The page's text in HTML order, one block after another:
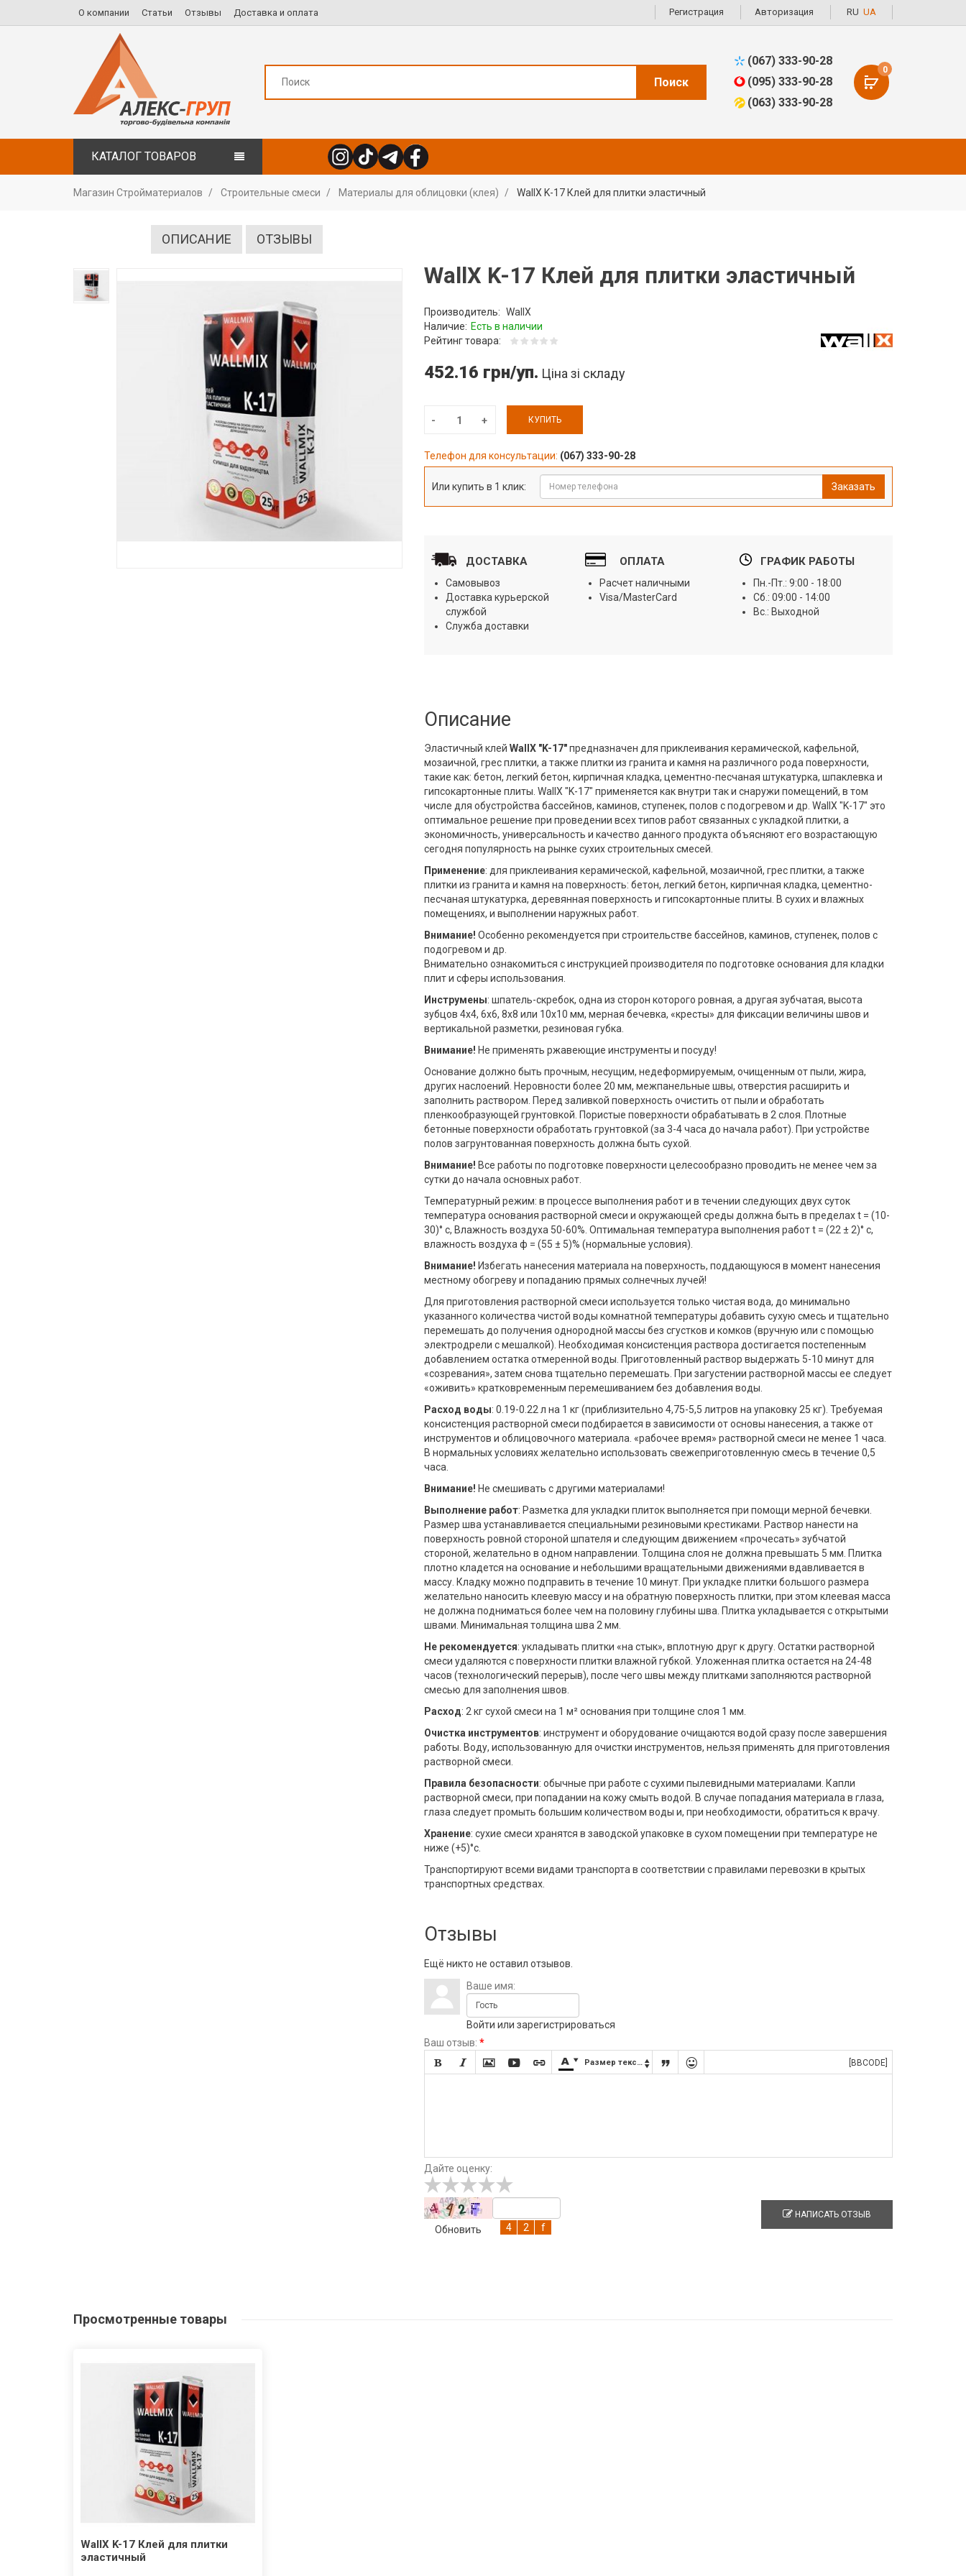
О компании Статьи Отзывы Доставка и оплата Регистрация Авторизация RU UA
Поиск
(067) 333-90-28
(095) 333-90-28
(063) 333-90-28
0
КАТАЛОГ ТОВАРОВ
Магазин Стройматериалов Строительные смеси Материалы для облицовки (клея) WallX K-17 Клей для плитки эластичный
ОПИСАНИЕ ОТЗЫВЫ
WallX K-17 Клей для плитки эластичный
Производитель: WallX
Наличие: Есть в наличии
Рейтинг товара:
452.16 грн/уп. Ціна зі складу
КУПИТЬ
Телефон для консультации: (067) 333-90-28
Или купить в 1 клик: Заказать
ДОСТАВКА
Самовывоз
Доставка курьерской
службой
Служба доставки
ОПЛАТА
Расчет наличными
Visa/MasterCard
ГРАФИК РАБОТЫ
Пн.-Пт.: 9:00 - 18:00
Сб.: 09:00 - 14:00
Вс.: Выходной
Описание
Эластичный клей WallX "K-17"предназначен для приклеивания керамической, кафельной,
мозаичной, грес плитки, а также плитки из гранита и камня на различного рода поверхности,
такие как: бетон, легкий бетон, кирпичная кладка, цементно-песчаная штукатурка, шпаклевка и
гипсокартонные плиты. WallX "K-17" применяется как внутри так и снаружи помещений, в том
числе для обустройства бассейнов, каминов, ступенек, полов с подогревом и др. WallX "K-17" это
оптимальное решение при проведении всех типов работ связанных с укладкой плитки, а
экономичность, универсальность и качество данного продукта объясняют его возрастающую
сегодня популярность на рынке сухих строительных смесей.
Применение: для приклеивания керамической, кафельной, мозаичной, грес плитки, а также
плитки из гранита и камня на поверхность: бетон, легкий бетон, кирпичная кладка, цементно-
песчаная штукатурка, деревянная поверхность и гипсокартонные плиты. В сухих и влажных
помещениях, и выполнении наружных работ.
Внимание! Особенно рекомендуется при строительстве бассейнов, каминов, ступенек, полов с
подогревом и др.
Внимательно ознакомиться с инструкцией производителя по подготовке основания для кладки
плит и сферы использования.
Инструмены: шпатель-скребок, одна из сторон которого ровная, а другая зубчатая, высота
зубцов 4x4, 6x6, 8x8 или 10x10 мм, мерная бечевка, «кресты» для фиксации величины швов и
вертикальной разметки, резиновая губка.
Внимание! Не применять ржавеющие инструменты и посуду!
Основание должно быть прочным, несущим, недеформируемым, очищенным от пыли, жира,
других наслоений. Неровности более 20 мм, межпанельные швы, отверстия расширить и
заполнить раствором. Перед заливкой поверхность очистить от пыли и обработать
пленкообразующей грунтовкой. Пористые поверхности обрабатывать в 2 слоя. Плотные
бетонные поверхности обработать грунтовкой (за 3-4 часа до начала работ). При устройстве
полов загрунтованная поверхность должна быть сухой.
Внимание! Все работы по подготовке поверхности целесообразно проводить не менее чем за
сутки до начала основных работ.
Температурный режим: в процессе выполнения работ и в течении следующих двух суток
температура основания растворной смеси и окружающей среды должна быть в пределах t = (10-
30)° с, Влажность воздуха 50-60%. Оптимальная температура выполнения работ t = (22 ± 2)° с,
влажность воздуха ф = (55 ± 5)% (нормальные условия).
Внимание! Избегать нанесения материала на поверхность, поддающуюся в момент нанесения
местному обогреву и попаданию прямых солнечных лучей!
Для приготовления растворной смеси используется только чистая вода, до минимально
указанного количества чистой воды комнатной температуры добавить сухую смесь и тщательно
перемешать до получения однородной массы без сгустков и комков (вручную или с помощью
электродрели с мешалкой). Необходимая консистенция раствора достигается постепенным
добавлением остатка отмеренной воды. Приготовленный раствор выдержать 5-10 минут для
«созревания», затем снова тщательно перемешать. При загустении растворной массы ее следует
«оживить» кратковременным перемешиванием без добавления воды.
Расход воды: 0.19-0.22 л на 1 кг (приблизительно 4,75-5,5 литров на упаковку 25 кг). Требуемая
консистенция растворной смеси подбирается в зависимости от основы нанесения, а также от
инструментов и облицовочного материала. «рабочее время» растворной смеси не менее 1 часа.
В нормальных условиях желательно использовать свежеприготовленную смесь в течение 0,5
часа.
Внимание! Не смешивать с другими материалами!
Выполнение работ: Разметка для укладки плиток выполняется при помощи мерной бечевки.
Размер шва устанавливается специальными резиновыми крестиками. Раствор нанести на
поверхность ровной стороной шпателя и следующим движением «прочесать» зубчатой
стороной, желательно в одном направлении. Толщина слоя не должна превышать 5 мм. Плитка
плотно кладется на основание и небольшими вращательными движениями вдавливается в
массу. Кладку можно подправить в течение 10 минут. При укладке плитки большого размера
желательно наносить клеевую массу и на обратную поверхность плитки, при этом клеевая масса
не должна подниматься более чем на половину глубины шва. Плитка укладывается с открытыми
швами. Минимальная толщина шва 2 мм.
Не рекомендуется: укладывать плитки «на стык», вплотную друг к другу. Остатки растворной
смеси удаляются с поверхности плитки влажной губкой. Уложенная плитка остается на 24-48
часов (технологический перерыв), после чего швы между плитками заполняются растворной
смесью для заполнения швов.
Расход: 2 кг сухой смеси на 1 м² основания при толщине слоя 1 мм.
Очистка инструментов: инструмент и оборудование очищаются водой сразу после завершения
работы. Воду, использованную для очистки инструментов, нельзя применять для приготовления
растворной смеси.
Правила безопасности: обычные при работе с сухими пылевидными материалами. Капли
растворной смеси, при попадании на кожу смыть водой. В случае попадания материала в глаза,
глаза следует промыть большим количеством воды и, при необходимости, обратиться к врачу.
Хранение: сухие смеси хранятся в заводской упаковке в сухом помещении при температуре не
ниже (+5)°с.
Транспортируют всеми видами транспорта в соответствии с правилами перевозки в крытых
транспортных средствах.
Отзывы
Ещё никто не оставил отзывов.
Ваше имя:
Войти или зарегистрироваться
Ваш отзыв: *
       Размер текста   [BBCODE]
Дайте оценку:
Обновить
НАПИСАТЬ ОТЗЫВ
Просмотренные товары
WallX K-17 Клей для плитки
эластичный